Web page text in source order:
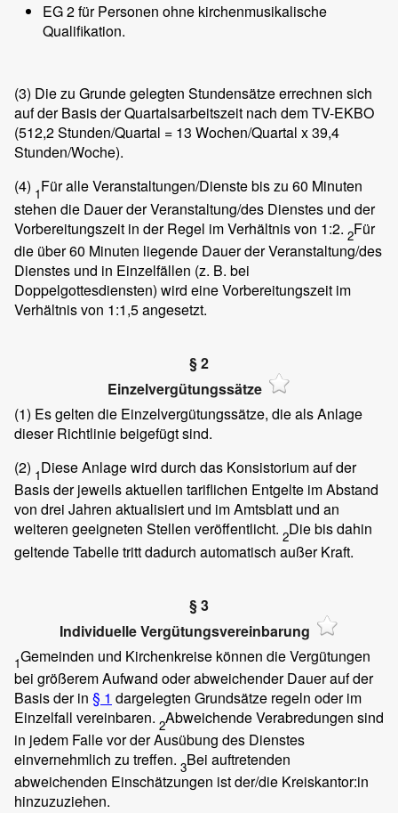
EG 2 für Personen ohne kirchenmusikalische
Qualifikation.
(3) Die zu Grunde gelegten Stundensätze errechnen sich
auf der Basis der Quartalsarbeitszeit nach dem TV-EKBO
(512,2 Stunden/Quartal = 13 Wochen/Quartal x 39,4
Stunden/Woche).
(4) 1Für alle Veranstaltungen/Dienste bis zu 60 Minuten
stehen die Dauer der Veranstaltung/des Dienstes und der
Vorbereitungszeit in der Regel im Verhältnis von 1:2. 2Für
die über 60 Minuten liegende Dauer der Veranstaltung/des
Dienstes und in Einzelfällen (z. B. bei
Doppelgottesdiensten) wird eine Vorbereitungszeit im
Verhältnis von 1:1,5 angesetzt.
§ 2
Einzelvergütungssätze
(1) Es gelten die Einzelvergütungssätze, die als Anlage
dieser Richtlinie beigefügt sind.
(2) 1Diese Anlage wird durch das Konsistorium auf der
Basis der jeweils aktuellen tariflichen Entgelte im Abstand
von drei Jahren aktualisiert und im Amtsblatt und an
weiteren geeigneten Stellen veröffentlicht. 2Die bis dahin
geltende Tabelle tritt dadurch automatisch außer Kraft.
§ 3
Individuelle Vergütungsvereinbarung
1Gemeinden und Kirchenkreise können die Vergütungen
bei größerem Aufwand oder abweichender Dauer auf der
Basis der in § 1 dargelegten Grundsätze regeln oder im
Einzelfall vereinbaren. 2Abweichende Verabredungen sind
in jedem Falle vor der Ausübung des Dienstes
einvernehmlich zu treffen. 3Bei auftretenden
abweichenden Einschätzungen ist der/die Kreiskantor:in
hinzuzuziehen.